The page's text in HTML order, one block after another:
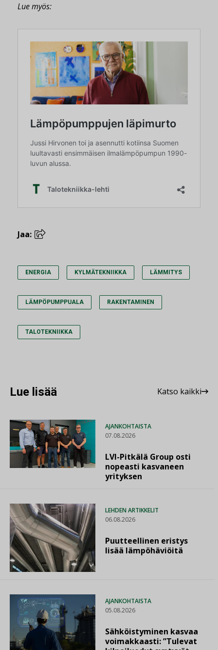
Lue myös:
Jaa:
ENERGIA KYLMÄTEKNIIKKA LÄMMITYS
LÄMPÖPUMPPUALA RAKENTAMINEN
TALOTEKNIIKKA
Lue lisää Katso kaikki
AJANKOHTAISTA
07.08.2026
LVI-Pitkälä Group osti
nopeasti kasvaneen
yrityksen
LEHDEN ARTIKKELIT
06.08.2026
Puutteellinen eristys
lisää lämpöhäviöitä
AJANKOHTAISTA
05.08.2026
Sähköistyminen kasvaa
voimakkaasti: ”Tulevat